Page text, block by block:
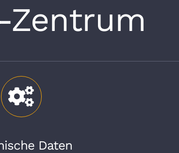
Zentrum
Daten